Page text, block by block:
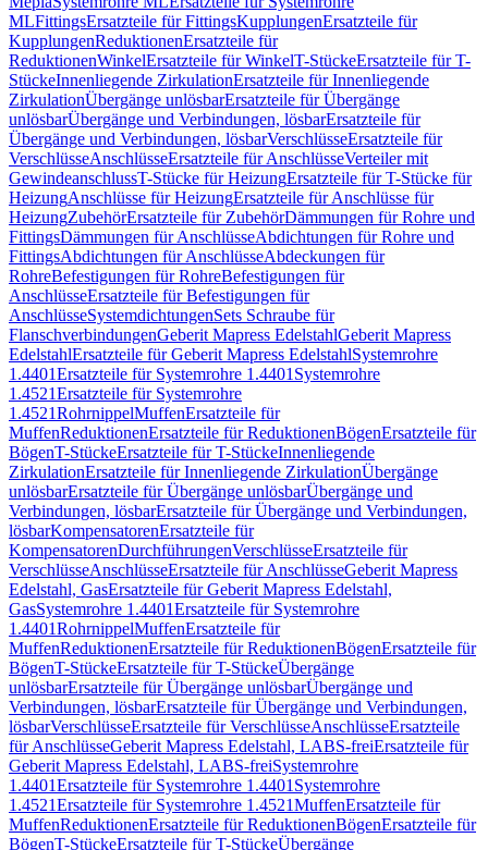
MLFittingsErsatzteile für FittingsKupplungenErsatzteile für
KupplungenReduktionenErsatzteile für
ReduktionenWinkelErsatzteile für WinkelT-StückeErsatzteile für T-
StückeInnenliegende ZirkulationErsatzteile für Innenliegende
ZirkulationÜbergänge unlösbarErsatzteile für Übergänge
unlösbarÜbergänge und Verbindungen, lösbarErsatzteile für
Übergänge und Verbindungen, lösbarVerschlüsseErsatzteile für
VerschlüsseAnschlüsseErsatzteile für AnschlüsseVerteiler mit
GewindeanschlussT-Stücke für HeizungErsatzteile für T-Stücke für
HeizungAnschlüsse für HeizungErsatzteile für Anschlüsse für
HeizungZubehörErsatzteile für ZubehörDämmungen für Rohre und
FittingsDämmungen für AnschlüsseAbdichtungen für Rohre und
FittingsAbdichtungen für AnschlüsseAbdeckungen für
RohreBefestigungen für RohreBefestigungen für
AnschlüsseErsatzteile für Befestigungen für
AnschlüsseSystemdichtungenSets Schraube für
FlanschverbindungenGeberit Mapress EdelstahlGeberit Mapress
EdelstahlErsatzteile für Geberit Mapress EdelstahlSystemrohre
1.4401Ersatzteile für Systemrohre 1.4401 Systemrohre
1.4521Ersatzteile für Systemrohre
1.4521RohrnippelMuffenErsatzteile für
MuffenReduktionenErsatzteile für ReduktionenBögenErsatzteile für
BögenT-StückeErsatzteile für T-StückeInnenliegende
ZirkulationErsatzteile für Innenliegende ZirkulationÜbergänge
unlösbarErsatzteile für Übergänge unlösbarÜbergänge und
Verbindungen, lösbarErsatzteile für Übergänge und Verbindungen,
lösbarKompensatorenErsatzteile für
KompensatorenDurchführungenVerschlüsseErsatzteile für
VerschlüsseAnschlüsseErsatzteile für AnschlüsseGeberit Mapress
Edelstahl, GasErsatzteile für Geberit Mapress Edelstahl,
GasSystemrohre 1.4401Ersatzteile für Systemrohre
1.4401RohrnippelMuffenErsatzteile für
MuffenReduktionenErsatzteile für ReduktionenBögenErsatzteile für
BögenT-StückeErsatzteile für T-StückeÜbergänge
unlösbarErsatzteile für Übergänge unlösbarÜbergänge und
Verbindungen, lösbarErsatzteile für Übergänge und Verbindungen,
lösbarVerschlüsseErsatzteile für VerschlüsseAnschlüsseErsatzteile
für AnschlüsseGeberit Mapress Edelstahl, LABS-freiErsatzteile für
Geberit Mapress Edelstahl, LABS-freiSystemrohre
1.4401Ersatzteile für Systemrohre 1.4401 Systemrohre
1.4521Ersatzteile für Systemrohre 1.4521MuffenErsatzteile für
MuffenReduktionenErsatzteile für ReduktionenBögenErsatzteile für
BögenT-StückeErsatzteile für T-StückeÜbergänge